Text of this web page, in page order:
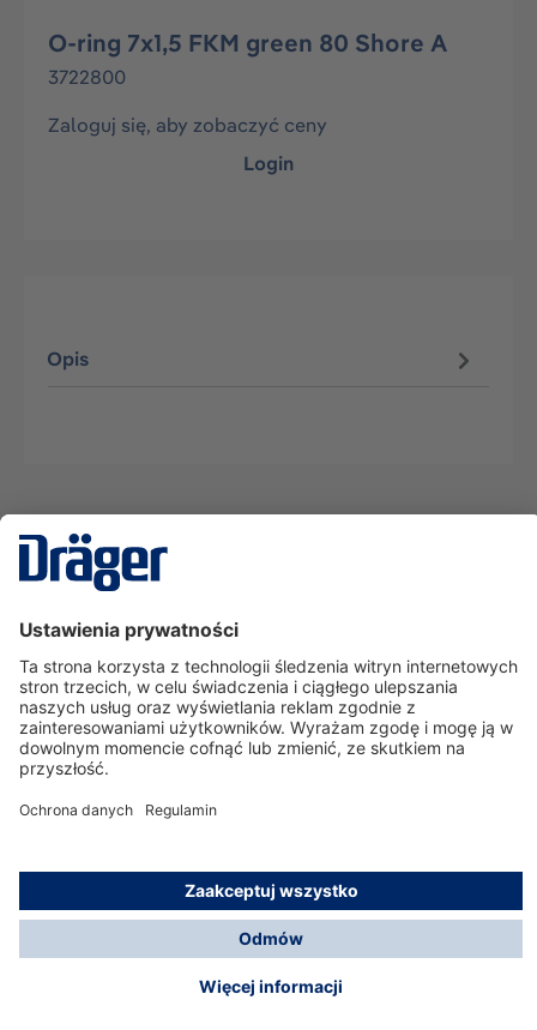
O-ring 7x1,5 FKM green 80 Shore A
3722800
Zaloguj się, aby zobaczyć ceny
Login
Opis
Serwisowa linia hotline
O nas
Korzystanie ze sklepu
© Dräger Polska Sp. z o.o., 2025
*Wszystkie ceny bez VAT, na warunkach opisanych w